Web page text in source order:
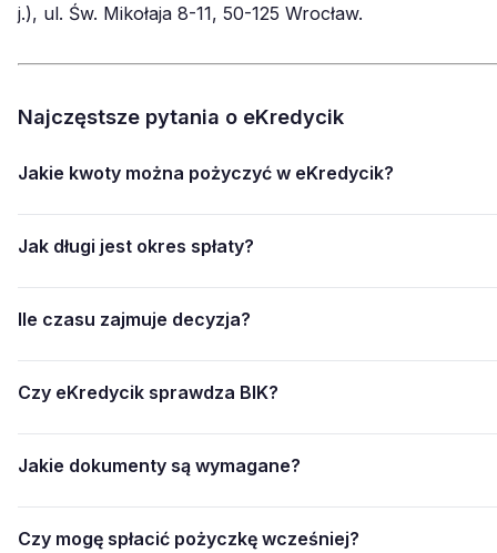
j.), ul. Św. Mikołaja 8-11, 50-125 Wrocław.
Najczęstsze pytania o eKredycik
Jakie kwoty można pożyczyć w eKredycik?
Jak długi jest okres spłaty?
Ile czasu zajmuje decyzja?
Czy eKredycik sprawdza BIK?
Jakie dokumenty są wymagane?
Czy mogę spłacić pożyczkę wcześniej?